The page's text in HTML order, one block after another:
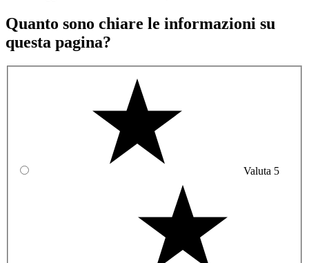
Quanto sono chiare le informazioni su
questa pagina?
Valuta 5